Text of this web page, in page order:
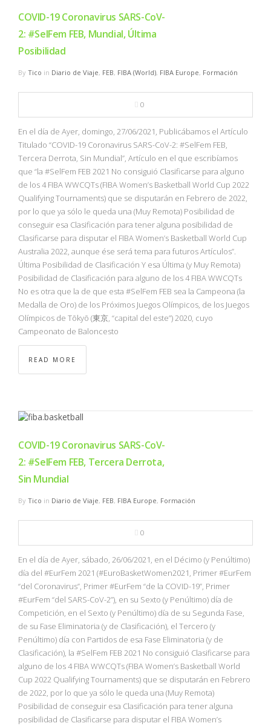
COVID-19 Coronavirus SARS-CoV-
2: #SelFem FEB, Mundial, Última
Posibilidad
By Tico in Diario de Viaje, FEB, FIBA (World), FIBA Europe, Formación
0
En el día de Ayer, domingo, 27/06/2021, Publicábamos el Artículo
Titulado “COVID-19 Coronavirus SARS-CoV-2: #SelFem FEB,
Tercera Derrota, Sin Mundial”, Artículo en el que escribíamos
que “la #SelFem FEB 2021 No consiguió Clasificarse para alguno
de los 4 FIBA WWCQTs (FIBA Women’s Basketball World Cup 2022
Qualifying Tournaments) que se disputarán en Febrero de 2022,
por lo que ya sólo le queda una (Muy Remota) Posibilidad de
conseguir esa Clasificación para tener alguna posibilidad de
Clasificarse para disputar el FIBA Women’s Basketball World Cup
Australia 2022, aunque ése será tema para futuros Artículos”.
Última Posibilidad de Clasificación Y esa Última (y Muy Remota)
Posibilidad de Clasificación para alguno de los 4 FIBA WWCQTs
No es otra que la de que esta #SelFem FEB sea la Campeona (la
Medalla de Oro) de los Próximos Juegos Olímpicos, de los Juegos
Olímpicos de Tōkyō (東京, “capital del este”) 2020, cuyo
Campeonato de Baloncesto
READ MORE
COVID-19 Coronavirus SARS-CoV-
2: #SelFem FEB, Tercera Derrota,
Sin Mundial
By Tico in Diario de Viaje, FEB, FIBA Europe, Formación
0
En el día de Ayer, sábado, 26/06/2021, en el Décimo (y Penúltimo)
día del #EurFem 2021 (#EuroBasketWomen2021, Primer #EurFem
“del Coronavirus”, Primer #EurFem “de la COVID-19”, Primer
#EurFem “del SARS-CoV-2”), en su Sexto (y Penúltimo) día de
Competición, en el Sexto (y Penúltimo) día de su Segunda Fase,
de su Fase Eliminatoria (y de Clasificación), el Tercero (y
Penúltimo) día con Partidos de esa Fase Eliminatoria (y de
Clasificación), la #SelFem FEB 2021 No consiguió Clasificarse para
alguno de los 4 FIBA WWCQTs (FIBA Women’s Basketball World
Cup 2022 Qualifying Tournaments) que se disputarán en Febrero
de 2022, por lo que ya sólo le queda una (Muy Remota)
Posibilidad de conseguir esa Clasificación para tener alguna
posibilidad de Clasificarse para disputar el FIBA Women’s